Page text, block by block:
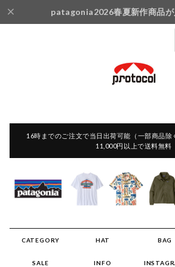
patagonia2026春夏新作商品が
16時までのご注文で当日出荷可能（一部商品除
11,000円以上で送料無料
CATEGORY HAT BAG
SALE INFO